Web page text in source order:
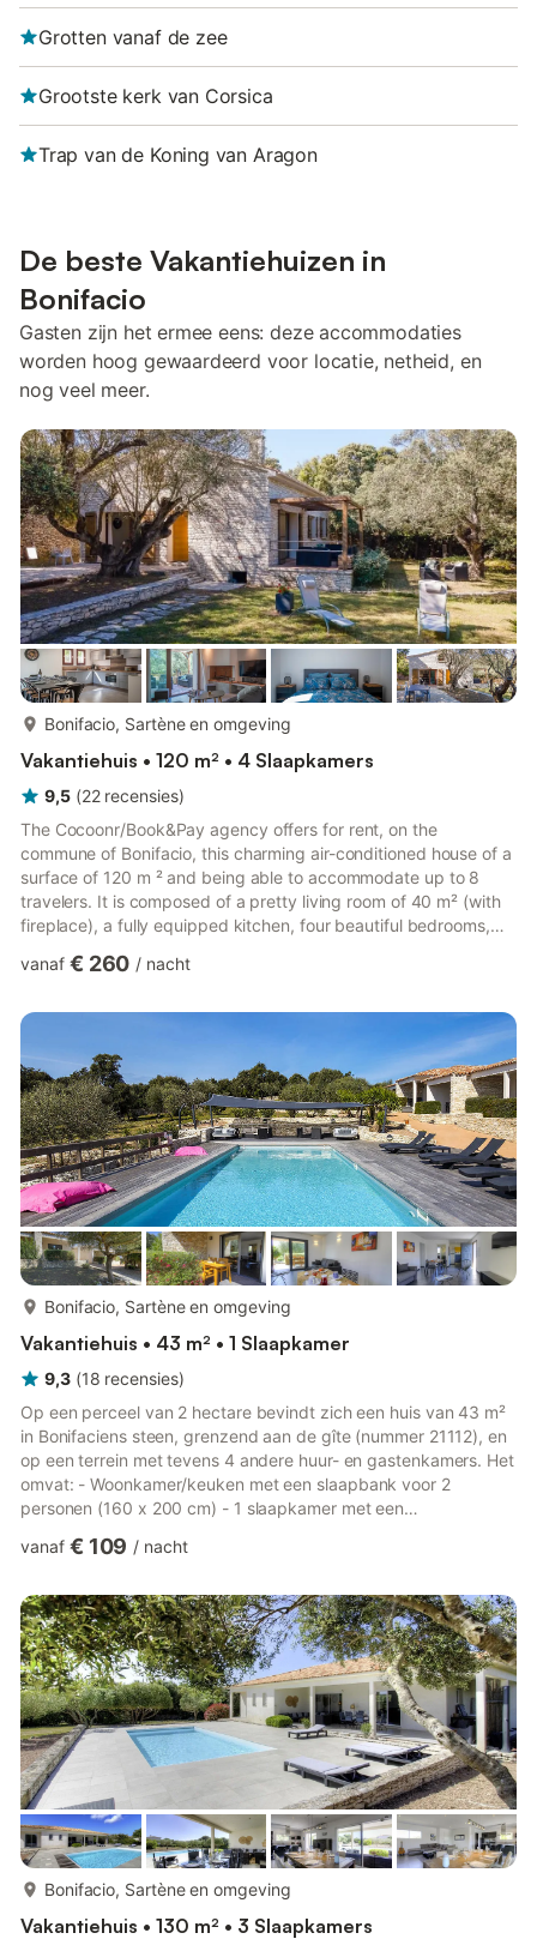
Grotten vanaf de zee
Grootste kerk van Corsica
Trap van de Koning van Aragon
De beste Vakantiehuizen in
Bonifacio
Gasten zijn het ermee eens: deze accommodaties
worden hoog gewaardeerd voor locatie, netheid, en
nog veel meer.
Bonifacio, Sartène en omgeving
Vakantiehuis • 120 m² • 4 Slaapkamers
9,5 (22 recensies)
The Cocoonr/Book&Pay agency offers for rent, on the
commune of Bonifacio, this charming air-conditioned house of a
surface of 120 m ² and being able to accommodate up to 8
travelers. It is composed of a pretty living room of 40 m² (with
fireplace), a fully equipped kitchen, four beautiful bedrooms,
Wifi, sheets and towels included, we are waiting for you! The
A 40 m² living room with TV, sofa, functional fireplace and
dining area - A kitchen open to the living room,...
vanaf € 260 / nacht
Bonifacio, Sartène en omgeving
Vakantiehuis • 43 m² • 1 Slaapkamer
9,3 (18 recensies)
Op een perceel van 2 hectare bevindt zich een huis van 43 m²
in Bonifaciens steen, grenzend aan de gîte (nummer 21112), en
op een terrein met tevens 4 andere huur- en gastenkamers. Het
omvat: - Woonkamer/keuken met een slaapbank voor 2
personen (160 x 200 cm) - 1 slaapkamer met een
Omheind park van 2 hectare met beveiligde toegangspoort -
meter, diepte 1 tot 1,5 meter), geopend van 1 april tot 1
november, van 9:30 tot 20:00 uur in juni, juli, augustus en
september, en van 10:30 tot...
vanaf € 109 / nacht
Bonifacio, Sartène en omgeving
Vakantiehuis • 130 m² • 3 Slaapkamers